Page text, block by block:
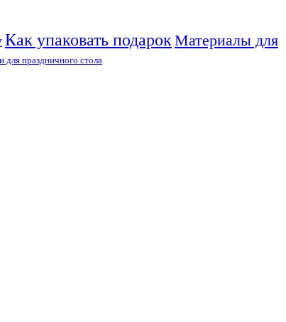
Как упаковать подарок Материалы для
для праздничного стола